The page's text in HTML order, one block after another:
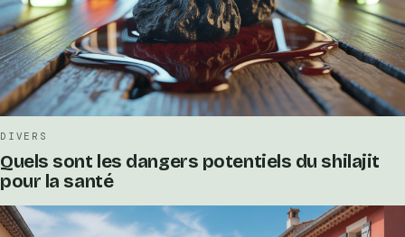
DIVERS
Quels sont les dangers potentiels du shilajit
pour la santé